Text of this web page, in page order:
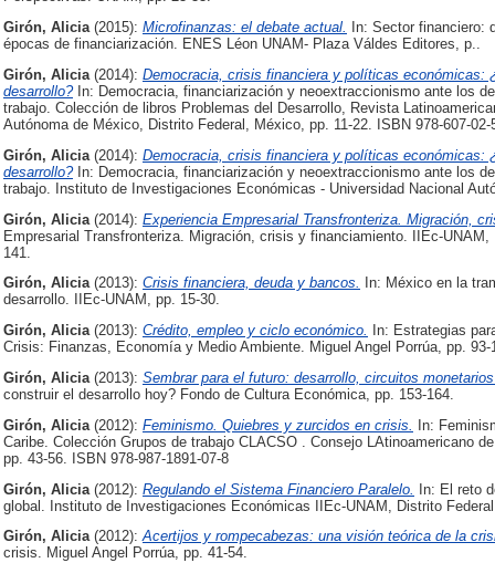
Girón, Alicia (2015): Microfinanzas: el debate actual.
In: Sector financiero:
épocas de financiarización. ENES Léon UNAM- Plaza Váldes Editores, p..
Girón, Alicia (2014): Democracia, crisis financiera y políticas económicas:
desarrollo?In: Democracia, financiarización y neoextraccionismo ante los
trabajo. Colección de libros Problemas del Desarrollo, Revista
Autónoma de México, Distrito Federal, México, pp. 11-22. ISBN 978-607-02-
Girón, Alicia (2014): Democracia, crisis financiera y políticas económicas:
desarrollo?In: Democracia, financiarización y neoextraccionismo ante los
trabajo. Instituto de Investigaciones Económicas - Universidad Nacional
Girón, Alicia (2014): Experiencia Empresarial Transfronteriza. Migración,
Empresarial Transfronteriza. Migración, crisis y financiamiento. IIEc-
141.
Girón, Alicia (2013): Crisis financiera, deuda y bancos.
In: México en la
desarrollo. IIEc-UNAM, pp. 15-30.
Girón, Alicia (2013): Crédito, empleo y ciclo económico.
In: Estrategias
Crisis: Finanzas, Economía y Medio Ambiente. Miguel Angel Porrúa, pp. 93-
Girón, Alicia (2013): Sembrar para el futuro: desarrollo, circuitos
construir el desarrollo hoy? Fondo de Cultura Económica, pp. 153-164.
Girón, Alicia (2012): Feminismo. Quiebres y zurcidos en crisis.
In:
Caribe. Colección Grupos de trabajo CLACSO . Consejo LAtinoamericano
pp. 43-56. ISBN 978-987-1891-07-8
Girón, Alicia (2012): Regulando el Sistema Financiero Paralelo. In: El reto
global. Instituto de Investigaciones Económicas IIEc-UNAM, Distrito
Girón, Alicia (2012):Acertijos y rompecabezas: una visión teórica de la
crisis. Miguel Angel Porrúa, pp. 41-54.